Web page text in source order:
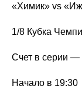
«Химик» vs
1/8 Кубка
Счет в серии —
Начало в 19:30